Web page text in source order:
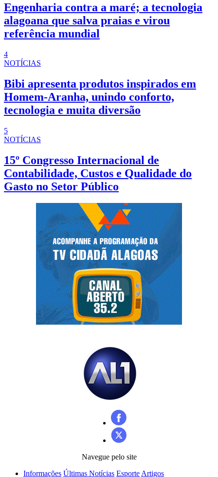
Engenharia contra a maré; a tecnologia
alagoana que salva praias e virou
referência mundial
4
NOTÍCIAS
Bibi apresenta produtos inspirados em
Homem-Aranha, unindo conforto,
tecnologia e muita diversão
5
NOTÍCIAS
15º Congresso Internacional de
Contabilidade, Custos e Qualidade do
Gasto no Setor Público
Navegue pelo site
Informações Últimas Notícias Esporte Artigos